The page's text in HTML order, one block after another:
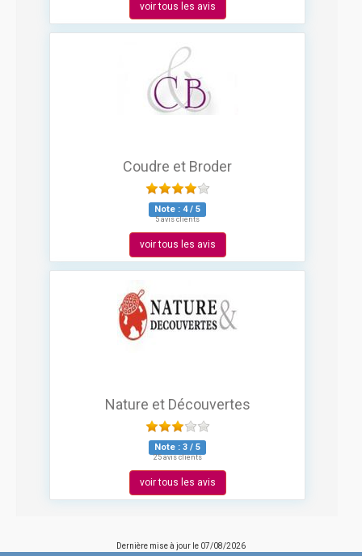
voir tous les avis
Coudre et Broder
Note : 4/ 5
5 avis clients
voir tous les avis
Nature et Découvertes
Note : 3 / 5
25 avis clients
voir tous les avis
Dernière mise à jour le 07/08/2026